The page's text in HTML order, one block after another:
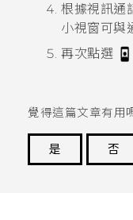
根據視訊通
小視窗可與
再次點選
覺得這篇文章有用
是
否